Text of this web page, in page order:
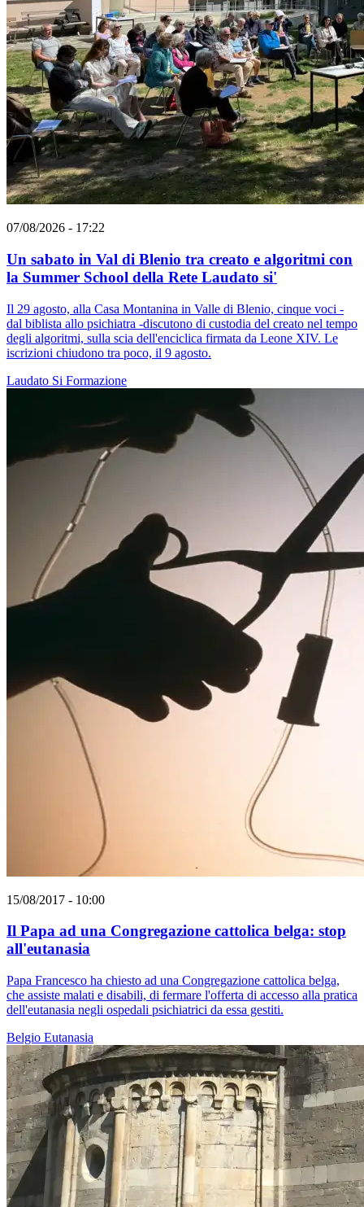
07/08/2026 - 17:22
Un sabato in Val di Blenio tra creato e algoritmi con
la Summer School della Rete Laudato si'
Il 29 agosto, alla Casa Montanina in Valle di Blenio, cinque voci -
dal biblista allo psichiatra -discutono di custodia del creato nel tempo
degli algoritmi, sulla scia dell'enciclica firmata da Leone XIV. Le
iscrizioni chiudono tra poco, il 9 agosto.
Laudato Si Formazione
15/08/2017 - 10:00
Il Papa ad una Congregazione cattolica belga: stop
all'eutanasia
Papa Francesco ha chiesto ad una Congregazione cattolica belga,
che assiste malati e disabili, di fermare l'offerta di accesso alla pratica
dell'eutanasia negli ospedali psichiatrici da essa gestiti.
Belgio Eutanasia